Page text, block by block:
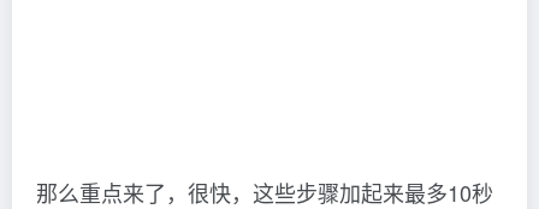
那么重点来了，很快，这些步骤加起来最多10秒